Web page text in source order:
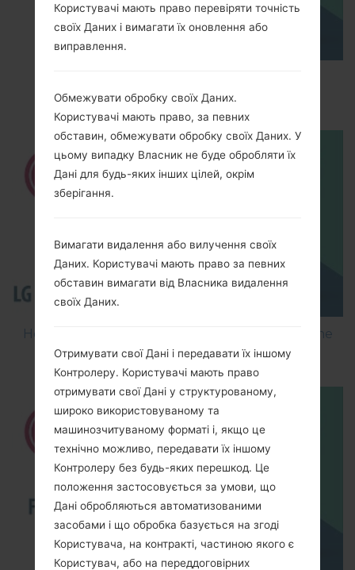
Optimus Vu 2 F200S?
How to Flash Stock Firmware on LG Smartphone
using LG Flash Tool 2014?
Користувачі мають право перевіряти точність
своїх Даних і вимагати їх оновлення або
виправлення.
Обмежувати обробку своїх Даних.
Користувачі мають право, за певних
обставин, обмежувати обробку своїх Даних. У
цьому випадку Власник не буде обробляти їх
Дані для будь-яких інших цілей, окрім
зберігання.
Вимагати видалення або вилучення своїх
Даних. Користувачі мають право за певних
обставин вимагати від Власника видалення
своїх Даних.
Отримувати свої Дані і передавати їх іншому
Контролеру. Користувачі мають право
отримувати свої Дані у структурованому,
широко використовуваному та
машинозчитуваному форматі і, якщо це
технічно можливо, передавати їх іншому
Контролеру без будь-яких перешкод. Це
положення застосовується за умови, що
Дані обробляються автоматизованими
засобами і що обробка базується на згоді
Користувача, на контракті, частиною якого є
Користувач, або на переддоговірних